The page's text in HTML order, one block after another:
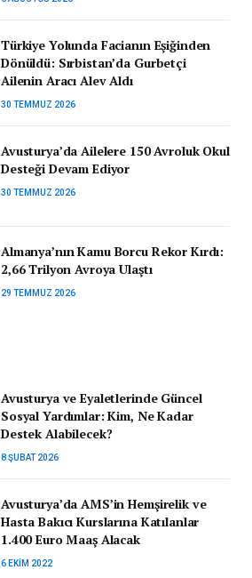
Türkiye Yolunda Facianın Eşiğinden
Dönüldü: Sırbistan’da Gurbetçi
Ailenin Aracı Alev Aldı
30 TEMMUZ 2026
Avusturya’da Ailelere 150 Avroluk Okul
Desteği Devam Ediyor
30 TEMMUZ 2026
Almanya’nın Kamu Borcu Rekor Kırdı:
2,66 Trilyon Avroya Ulaştı
29 TEMMUZ 2026
Avusturya ve Eyaletlerinde Güncel
Sosyal Yardımlar: Kim, Ne Kadar
Destek Alabilecek?
8 ŞUBAT 2026
Avusturya’da AMS’in Hemşirelik ve
Hasta Bakıcı Kurslarına Katılanlar
1.400 Euro Maaş Alacak
6 EKIM 2022